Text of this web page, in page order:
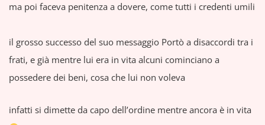
ma poi faceva penitenza a dovere, come tutti i credenti umili
il grosso successo del suo messaggio Portò a disaccordi tra i
frati, e già mentre lui era in vita alcuni cominciano a
possedere dei beni, cosa che lui non voleva
infatti si dimette da capo dell’ordine mentre ancora è in vita